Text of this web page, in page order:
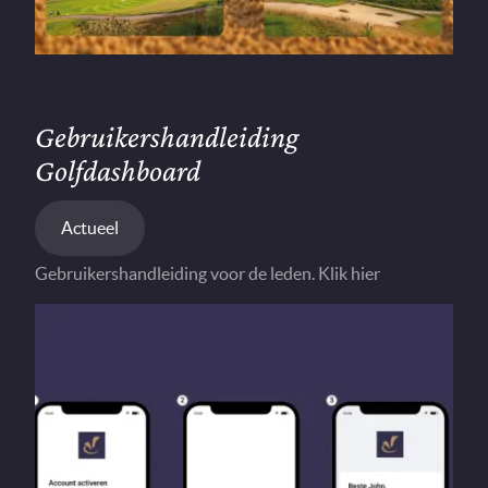
Gebruikershandleiding
Golfdashboard
Actueel
Gebruikershandleiding voor de leden. Klik hier